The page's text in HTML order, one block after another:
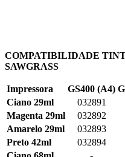
COMPATIBILIDADE
SAWGRASS
Impressora GS400 (A4)
Ciano 29ml
032891
Magenta 29ml
032892
Amarelo 29ml
032893
Preto 42ml
032894